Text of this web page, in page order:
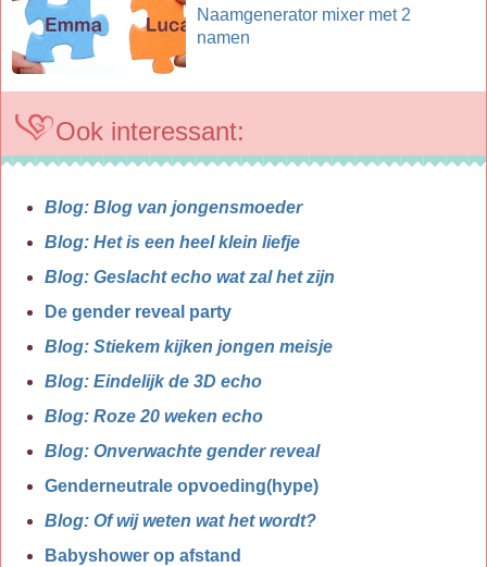
Naamgenerator mixer met 2
namen
Ook interessant:
Blog: Blog van jongensmoeder
Blog: Het is een heel klein liefje
Blog: Geslacht echo wat zal het zijn
De gender reveal party
Blog: Stiekem kijken jongen meisje
Blog: Eindelijk de 3D echo
Blog: Roze 20 weken echo
Blog: Onverwachte gender reveal
Genderneutrale opvoeding(hype)
Blog: Of wij weten wat het wordt?
Babyshower op afstand